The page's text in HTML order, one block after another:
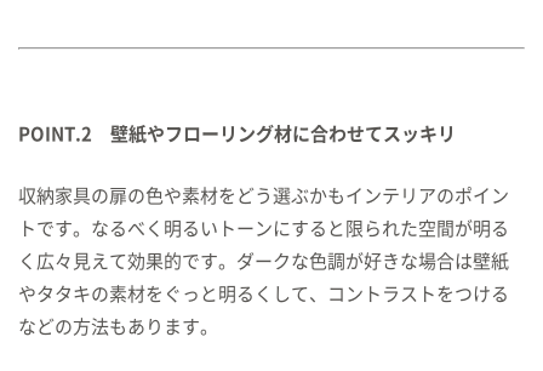
POINT.2 壁紙やフローリング材に合わせてスッキリ
収納家具の扉の色や素材をどう選ぶかもインテリアのポイン
トです。なるべく明るいトーンにすると限られた空間が明る
く広々見えて効果的です。ダークな色調が好きな場合は壁紙
やタタキの素材をぐっと明るくして、コントラストをつける
などの方法もあります。